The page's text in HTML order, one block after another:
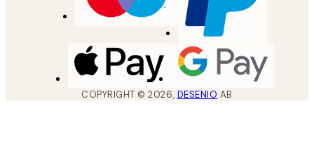
COPYRIGHT ©2026, DESENIO AB